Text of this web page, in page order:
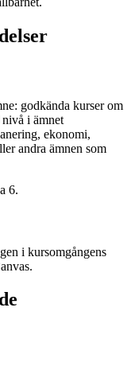
godkända kurser om
i ämnet
ekonomi,
andra ämnen som
6.
i kursomgångens